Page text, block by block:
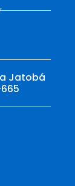
Jatobá